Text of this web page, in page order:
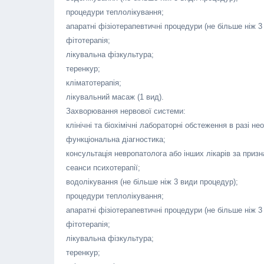
процедури теплолікування;
апаратні фізіотерапевтичні процедури (не більше ніж
фітотерапія;
лікувальна фізкультура;
теренкур;
кліматотерапія;
лікувальний масаж (1 вид).
Захворювання нервової системи:
клінічні та біохімічні лабораторні обстеження в разі
функціональна діагностика;
консультація невропатолога або інших лікарів за
сеанси психотерапії;
водолікування (не більше ніж 3 види процедур);
процедури теплолікування;
апаратні фізіотерапевтичні процедури (не більше ніж
фітотерапія;
лікувальна фізкультура;
теренкур;